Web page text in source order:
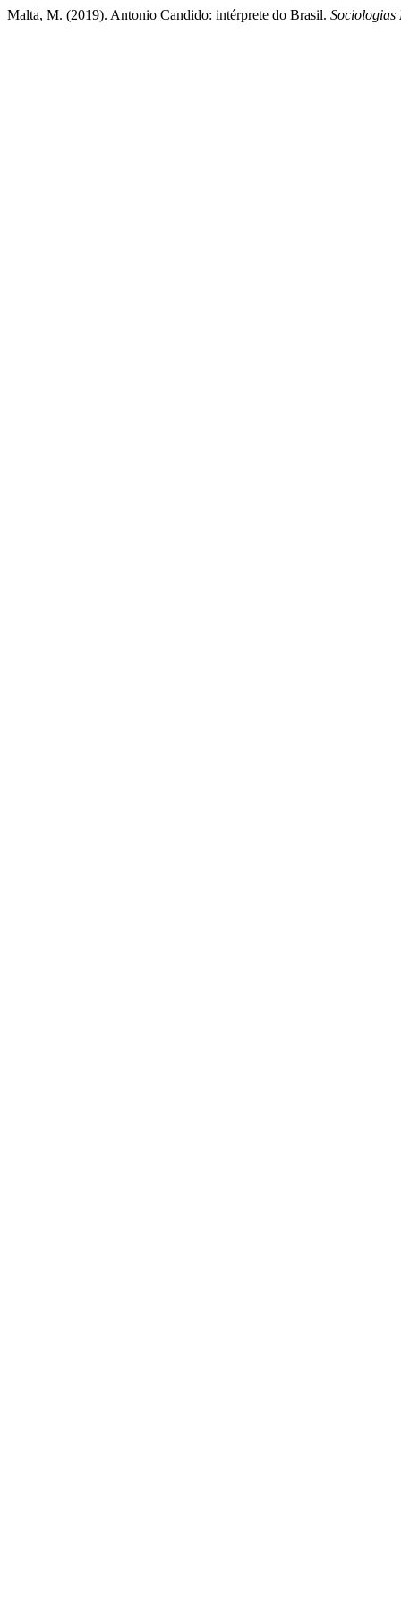
Malta, M. (2019). Antonio Candido: intérprete do Brasil. Sociologias